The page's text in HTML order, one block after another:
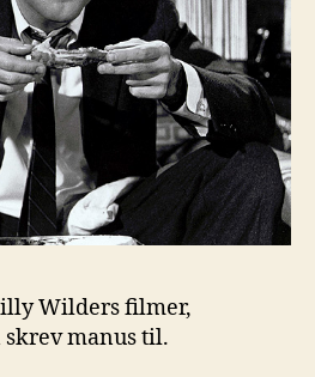
Wilders filmer,
manus til.